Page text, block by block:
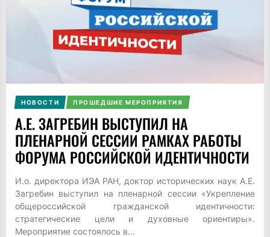
НОВОСТИ ПРОШЕДШИЕ МЕРОПРИЯТИЯ
А.Е. ЗАГРЕБИН ВЫСТУПИЛ НА
ПЛЕНАРНОЙ СЕССИИ РАМКАХ РАБОТЫ
ФОРУМА РОССИЙСКОЙ ИДЕНТИЧНОСТИ
И.о. директора ИЭА РАН, доктор исторических наук А.Е.
Загребин выступил на пленарной сессии «Укрепление
общероссийской гражданской идентичности:
стратегические цели и духовные ориентиры».
Мероприятие состоялось в...